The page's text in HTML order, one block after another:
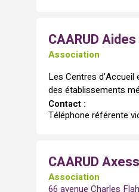
CAARUD Aides
Association
Les Centres
des établissements
Contact :
Téléphone référente
CAARUD Axess
Association
66 avenue Charles